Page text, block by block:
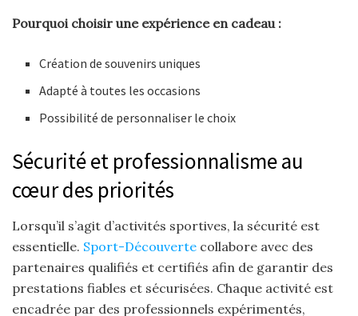
Pourquoi choisir une expérience en cadeau :
Création de souvenirs uniques
Adapté à toutes les occasions
Possibilité de personnaliser le choix
Sécurité et professionnalisme au
cœur des priorités
Lorsqu’il s’agit d’activités sportives, la sécurité est
essentielle. Sport-Découverte collabore avec des
partenaires qualifiés et certifiés afin de garantir des
prestations fiables et sécurisées. Chaque activité est
encadrée par des professionnels expérimentés,